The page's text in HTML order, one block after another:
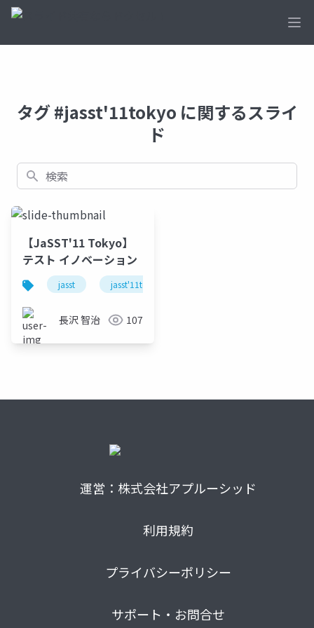
タグ #jasst'11tokyo に関するスライ
ド
検索
【JaSST'11 Tokyo】
テスト イノベーション
jasst jasst'11tokyo
長沢 智治 107
運営：株式会社アプルーシッド
利用規約
プライバシーポリシー
サポート・お問合せ